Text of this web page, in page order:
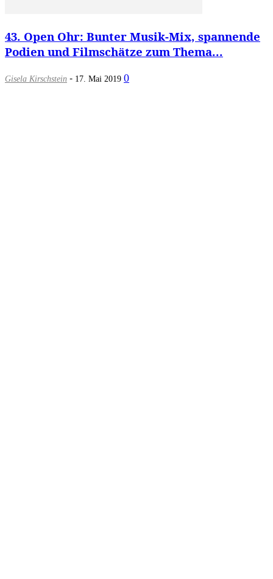
43. Open Ohr: Bunter Musik-Mix, spannende
Podien und Filmschätze zum Thema...
Gisela Kirschstein - 17. Mai 2019 0